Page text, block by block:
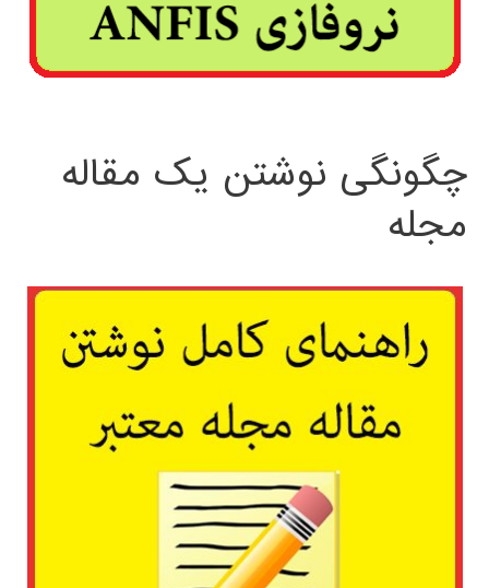
چگونگی نوشتن یک مقاله
مجله